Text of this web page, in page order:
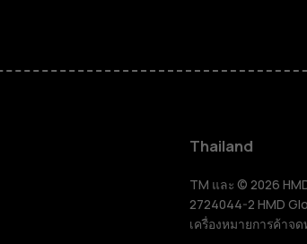
สมาร์ทโ
ฟีเจอร์โฟน
อุปกรณ์เ
Thailand
TM และ © 2026
2724044-2 HMD
เครื่องหมายการค้าจ